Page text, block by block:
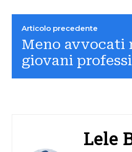
Articolo precedente
Meno avvocati
giovani
Lele